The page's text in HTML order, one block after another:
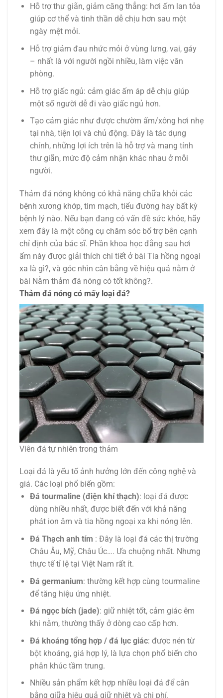
Hỗ trợ thư giãn, giảm căng thẳng: hơi ấm lan tỏa
giúp cơ thể và tinh thần dễ chịu hơn sau một
ngày mệt mỏi.
Hỗ trợ giảm đau nhức mỏi ở vùng lưng, vai, gáy
– nhất là với người ngồi nhiều, làm việc văn
phòng.
Hỗ trợ giấc ngủ: cảm giác ấm áp dễ chịu giúp
một số người dễ đi vào giấc ngủ hơn.
Tạo cảm giác như được chườm ấm/xông hơi nhẹ
tại nhà, tiện lợi và chủ động. Đây là tác dụng
chính, những lợi ích trên là hỗ trợ và mang tính
thư giãn, mức độ cảm nhận khác nhau ở mỗi
người.
Thảm đá nóng không có khả năng chữa khỏi các
bệnh xương khớp, tim mạch, tiểu đường hay bất kỳ
bệnh lý nào. Nếu bạn đang có vấn đề sức khỏe, hãy
xem đây là một công cụ chăm sóc bổ trợ bên cạnh
chỉ định của bác sĩ. Phần khoa học đằng sau hơi
ấm này được giải thích chi tiết ở bài Tia hồng ngoại
xa là gì?, và góc nhìn cân bằng về hiệu quả nằm ở
bài Nằm thảm đá nóng có tốt không?.
Thảm đá nóng có mấy loại đá?
Viên đá tự nhiên trong thảm
Loại đá là yếu tố ảnh hưởng lớn đến công nghệ và
giá. Các loại phổ biến gồm:
Đá tourmaline (điện khí thạch): loại đá được
dùng nhiều nhất, được biết đến với khả năng
phát ion âm và tia hồng ngoại xa khi nóng lên.
Đá Thạch anh tím : Đây là loại đá các thị trường
Châu Âu, Mỹ, Châu Úc…. Ưa chuộng nhất. Nhưng
thực tế tỉ lệ tại Việt Nam rất ít.
Đá germanium: thường kết hợp cùng tourmaline
để tăng hiệu ứng nhiệt.
Đá ngọc bích (jade): giữ nhiệt tốt, cảm giác êm
khi nằm, thường thấy ở dòng cao cấp hơn.
Đá khoáng tổng hợp / đá lục giác: được nén từ
bột khoáng, giá hợp lý, là lựa chọn phổ biến cho
phân khúc tầm trung.
Nhiều sản phẩm kết hợp nhiều loại đá để cân
bằng giữa hiệu quả giữ nhiệt và chi phí.